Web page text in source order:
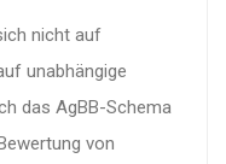
nicht auf
unabhängige
das AgBB-Schema
von